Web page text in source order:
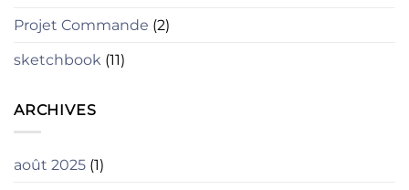
Projet Commande (2)
sketchbook (11)
ARCHIVES
août 2025 (1)